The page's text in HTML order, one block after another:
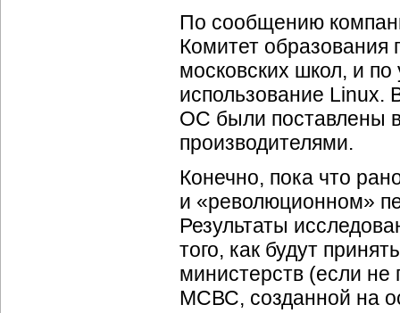
По сообщению
Комитет образования
московских школ, и
использование Linux.
ОС были поставлены
производителями.
Конечно, пока что
и «революционном»
Результаты
того, как будут
министерств (если
МСВС, созданной на